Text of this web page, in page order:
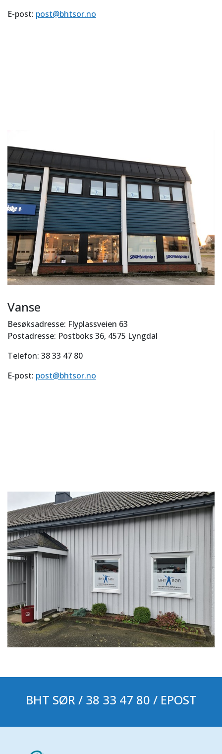
E-post: post@bhtsor.no
Vanse
Besøksadresse: Flyplassveien 63
Postadresse: Postboks 36, 4575 Lyngdal
Telefon: 38 33 47 80
E-post: post@bhtsor.no
BHT SØR / 38 33 47 80 / EPOST